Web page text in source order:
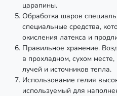
царапины.
Обработка шаров
специальные средства,
окисления латекса и
Правильное хранение.
в прохладном, сухом
лучей и источников тепла.
Использование гелия
используемый для